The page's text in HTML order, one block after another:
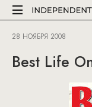
28 НОЯБРЯ 2008
Best Life